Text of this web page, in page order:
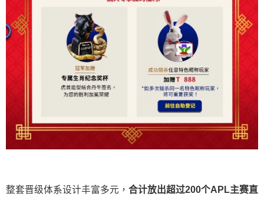
整套晋级体系设计丰富多元， 合计放出超过200个APL主赛直